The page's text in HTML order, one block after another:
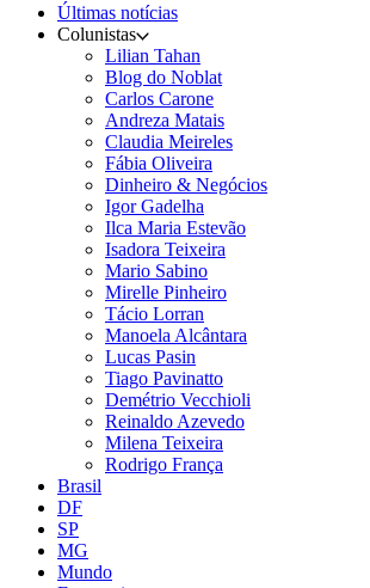
Últimas notícias
Colunistas
Lilian Tahan
Blog do Noblat
Carlos Carone
Andreza Matais
Claudia Meireles
Fábia Oliveira
Dinheiro & Negócios
Igor Gadelha
Ilca Maria Estevão
Isadora Teixeira
Mario Sabino
Mirelle Pinheiro
Tácio Lorran
Manoela Alcântara
Lucas Pasin
Tiago Pavinatto
Demétrio Vecchioli
Reinaldo Azevedo
Milena Teixeira
Rodrigo França
Brasil
DF
SP
MG
Mundo